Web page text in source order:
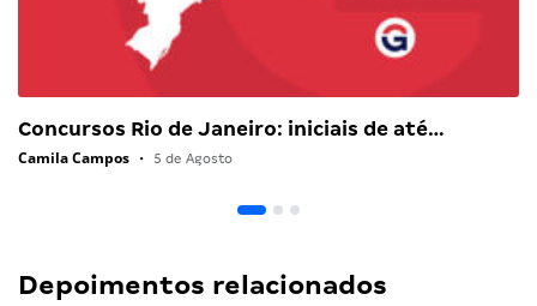
Concursos Rio de Janeiro: iniciais de até…
Camila Campos • 5 de Agosto
Depoimentos relacionados